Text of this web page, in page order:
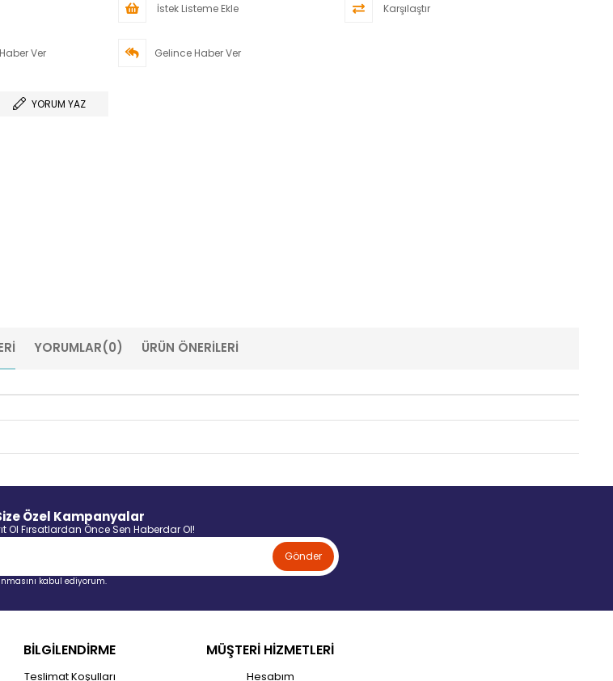
İstek Listeme Ekle Karşılaştır
Ver Gelince Haber Ver
YORUM YAZ
YORUMLAR(0) ÜRÜN ÖNERILERI
Özel Kampanyalar
Ol Fırsatlardan Önce Sen Haberdar Ol!
Gönder
kabul ediyorum.
BİLGİLENDİRME
Teslimat Koşulları
MÜŞTERİ HİZMETLERİ
Hesabım